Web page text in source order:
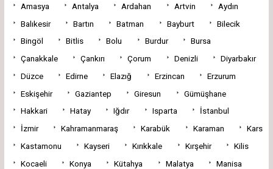
Amasya
Antalya Ardahan Artvin
Aydın
Balıkesir
Bartın Batman Bayburt
Bilecik
Bingöl
Bitlis Bolu Burdur
Bursa
Çanakkale
Çankırı Çorum Denizli
Diyarbakır
Düzce
Edirne Elazığ Erzincan
Erzurum
Eskişehir
Gaziantep Giresun
Gümüşhane
Hakkari
Hatay Iğdır Isparta
İstanbul
İzmir
Kahramanmaraş Karabük Karaman
Kars
Kastamonu
Kayseri Kırıkkale Kırşehir
Kilis
Kocaeli
Konya Kütahya Malatya
Manisa